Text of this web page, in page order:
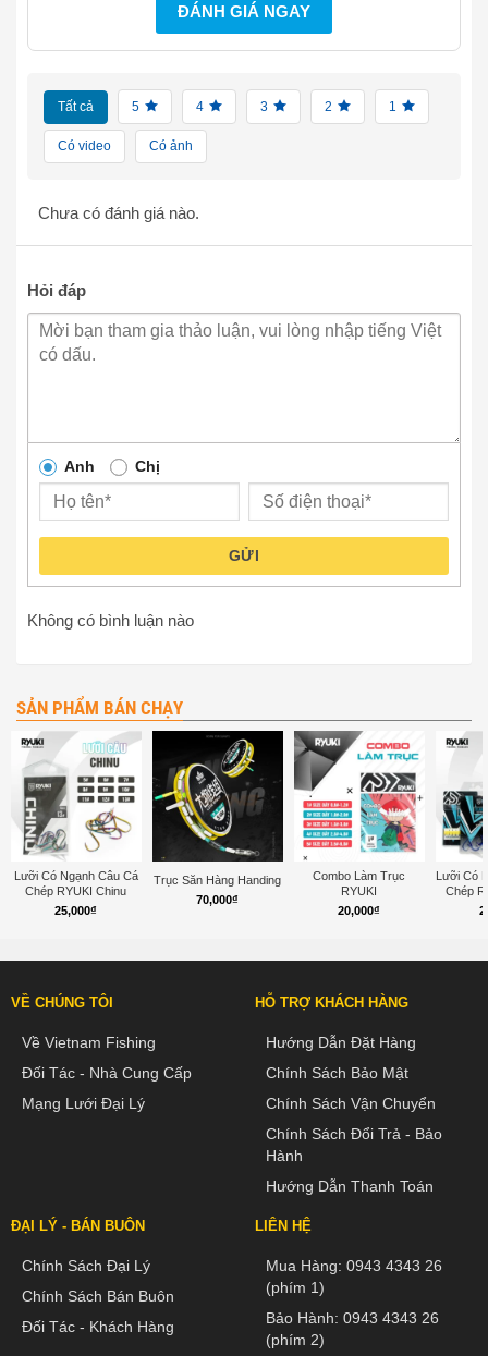
ĐÁNH GIÁ NGAY
Tất cả 5 4 3 2 1
Có video Có ảnh
Chưa có đánh giá nào.
Hỏi đáp
Anh Chị
GỬI
Không có bình luận nào
SẢN PHẨM BÁN CHẠY
Lưỡi Có Ngạnh Câu Cá
Chép RYUKI Chinu
25,000₫
Trục Săn Hàng Handing
70,000₫
Combo Làm Trục
RYUKI
20,000₫
Lưỡi Có
Chép
VỀ CHÚNG TÔI
Về Vietnam Fishing
Đối Tác - Nhà Cung Cấp
Mạng Lưới Đại Lý
HỖ TRỢ KHÁCH HÀNG
Hướng Dẫn Đặt Hàng
Chính Sách Bảo Mật
Chính Sách Vận Chuyển
Chính Sách Đổi Trả - Bảo
Hành
Hướng Dẫn Thanh Toán
ĐẠI LÝ - BÁN BUÔN
Chính Sách Đại Lý
Chính Sách Bán Buôn
Đối Tác - Khách Hàng
LIÊN HỆ
Mua Hàng: 0943 4343 26
(phím 1)
Bảo Hành: 0943 4343 26
(phím 2)